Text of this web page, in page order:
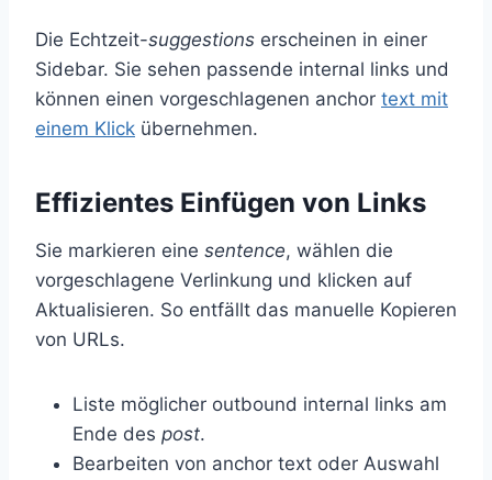
Die Echtzeit-suggestions erscheinen in einer
Sidebar. Sie sehen passende internal links und
können einen vorgeschlagenen anchor text mit
einem Klick übernehmen.
Effizientes Einfügen von Links
Sie markieren eine sentence, wählen die
vorgeschlagene Verlinkung und klicken auf
Aktualisieren. So entfällt das manuelle Kopieren
von URLs.
Liste möglicher outbound internal links am
Ende des post.
Bearbeiten von anchor text oder Auswahl